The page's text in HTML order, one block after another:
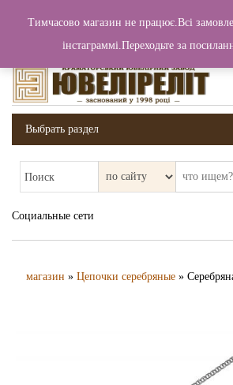
Вход / Регистрация
Выбрать раздел
Поиск
Социальные сети
магазин » Цепочки серебряные »
Тимчасово магазин не працює.Всі
інстаграммі.Переходьте за